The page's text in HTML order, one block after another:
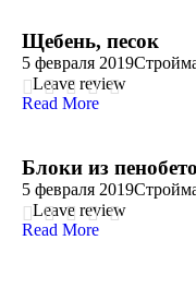
Щебень, песок
5 февраля 2019
Leave review
Read More
Блоки из
5 февраля 2019
Leave review
Read More